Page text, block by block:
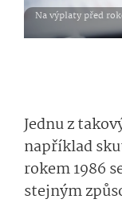
Jednu z
například
rokem 1986
stejným